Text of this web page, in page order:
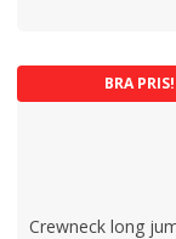
var:
BRA PRIS!
Crewneck long